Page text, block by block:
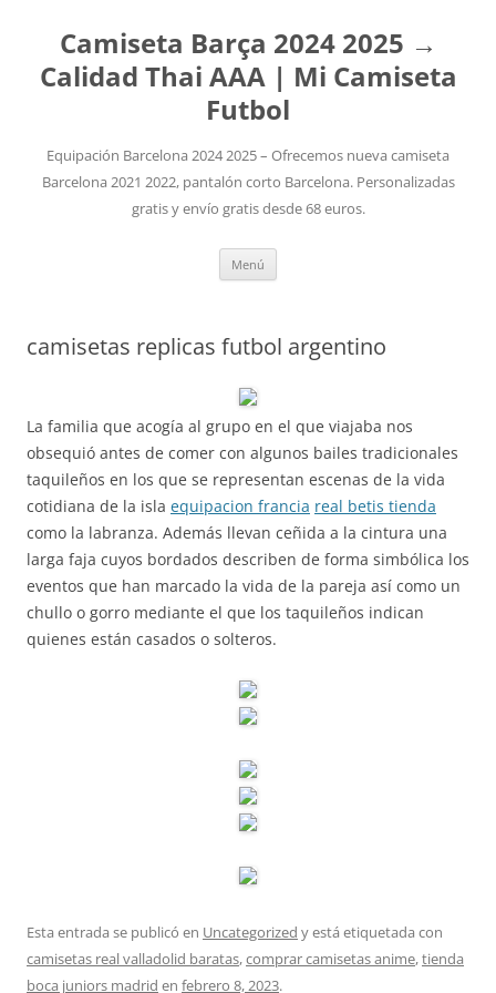
Camiseta Barça 2024 2025 →
Calidad Thai AAA | Mi Camiseta
Futbol
Equipación Barcelona 2024 2025 – Ofrecemos nueva camiseta
Barcelona 2021 2022, pantalón corto Barcelona. Personalizadas
gratis y envío gratis desde 68 euros.
Menú
camisetas replicas futbol argentino
La familia que acogía al grupo en el que viajaba nos
obsequió antes de comer con algunos bailes tradicionales
taquileños en los que se representan escenas de la vida
cotidiana de la isla equipacion francia real betis tienda
como la labranza. Además llevan ceñida a la cintura una
larga faja cuyos bordados describen de forma simbólica los
eventos que han marcado la vida de la pareja así como un
chullo o gorro mediante el que los taquileños indican
quienes están casados o solteros.
Esta entrada se publicó en Uncategorized y está etiquetada con
camisetas real valladolid baratas,comprar camisetas anime,tienda
boca juniors madrid en febrero 8, 2023.